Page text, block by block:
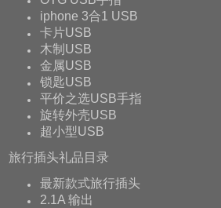
iphone 3合1 USB
卡片USB
木制USB
金属USB
锁匙USB
平价之选USB手指
旋转外壳USB
超小型USB
旅行插头礼品目录
最新款式旅行插头
2.1A 输出